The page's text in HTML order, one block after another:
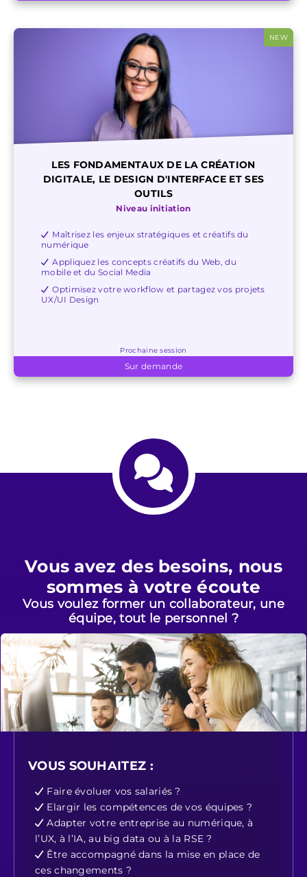
NEW
LES FONDAMENTAUX DE LA CRÉATION
DIGITALE, LE DESIGN D'INTERFACE ET SES
OUTILS
Niveau initiation
Maîtrisez les enjeux stratégiques et créatifs du
numérique
Appliquez les concepts créatifs du Web, du
mobile et du Social Media
Optimisez votre workflow et partagez vos projets
UX/UI Design
Prochaine session
Sur demande
Vous avez des besoins, nous
sommes à votre écoute
Vous voulez former un collaborateur, une
équipe, tout le personnel ?
VOUS SOUHAITEZ :
Faire évoluer vos salariés ?
Elargir les compétences de vos équipes ?
Adapter votre entreprise au numérique, à
l’UX, à l’IA, au big data ou à la RSE ?
Être accompagné dans la mise en place de
ces changements ?